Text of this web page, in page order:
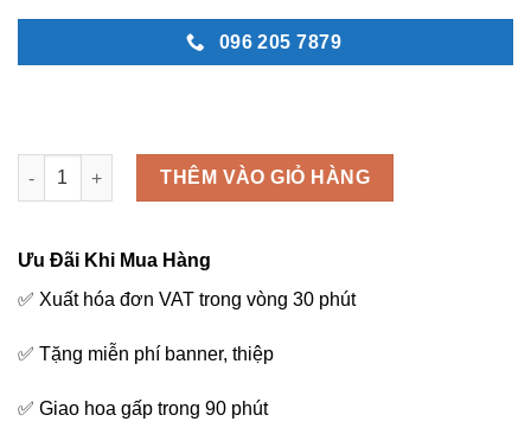
096 205 7879
Thành kính - M232 số lượng
THÊM VÀO GIỎ HÀNG
Ưu Đãi Khi Mua Hàng
✅ Xuất hóa đơn VAT trong vòng 30 phút
✅ Tặng miễn phí banner, thiệp
✅ Giao hoa gấp trong 90 phút